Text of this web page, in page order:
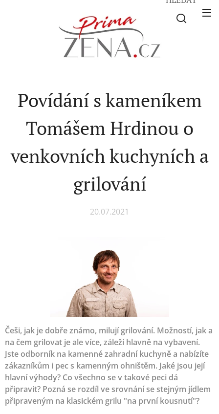
Povídání s kameníkem
Tomášem Hrdinou o
venkovních kuchyních a
grilování
20.07.2021
Češi, jak je dobře známo, milují grilování. Možností, jak a
na čem grilovat je ale více, záleží hlavně na vybavení.
Jste odborník na kamenné zahradní kuchyně a nabízíte
zákazníkům i pec s kamenným ohništěm. Jaké jsou její
hlavní výhody? Co všechno se v takové peci dá
připravit? Pozná se rozdíl ve srovnání se stejným jídlem
připraveným na klasickém grilu "na první kousnutí"?